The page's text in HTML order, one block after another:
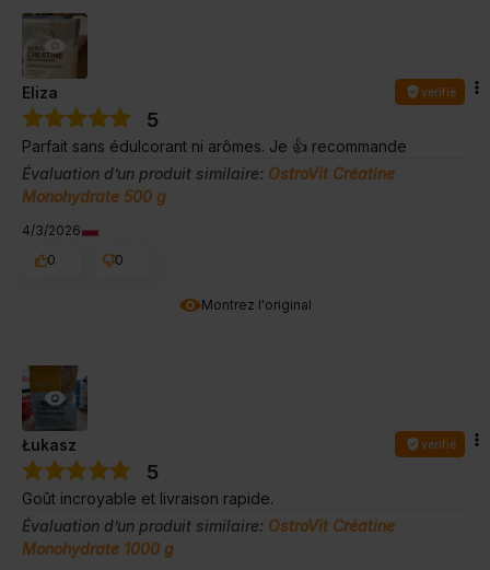
Montrez l'original
Eliza vérifié
5
Parfait sans édulcorant ni arômes. Je 👍️ recommande
Évaluation d’un produit similaire: OstroVit Créatine
Monohydrate 500 g
4/3/2026
0
0
Łukasz vérifié
5
Goût incroyable et livraison rapide.
Évaluation d’un produit similaire: OstroVit Créatine
Monohydrate 1000 g